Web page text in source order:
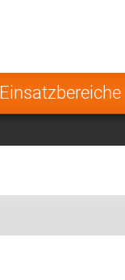
Einsatzbereiche
Norway